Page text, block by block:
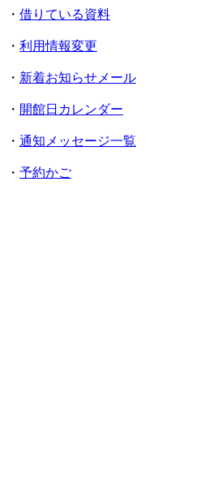
・ 借りている資料
・ 利用情報変更
・ 新着お知らせメール
・ 開館日カレンダー
・ 通知メッセージ一覧
・ 予約かご